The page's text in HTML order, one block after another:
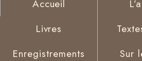
Accueil
Livres
Enregistrements
Sur